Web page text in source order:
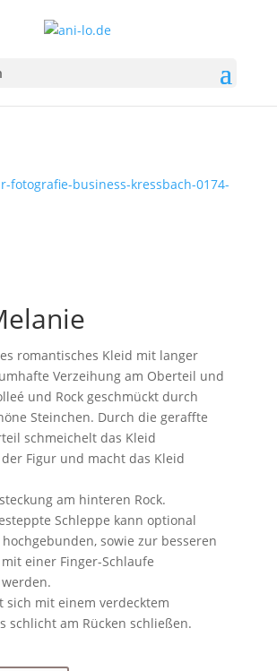
romantisches Kleid mit langer
Verzeihung am Oberteil und
und Rock geschmückt durch
Steinchen. Durch die geraffte
schmeichelt das Kleid
Figur und macht das Kleid
am hinteren Rock.
Schleppe kann optional
sowie zur besseren
einer Finger-Schlaufe
sich mit einem verdecktem
schlicht am Rücken schließen.